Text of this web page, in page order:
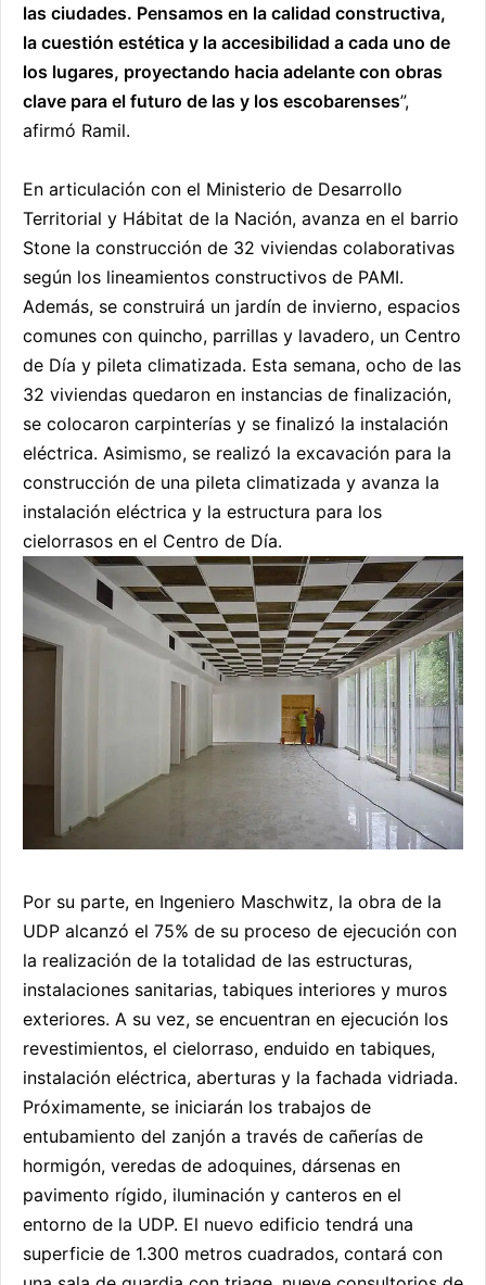
las ciudades. Pensamos en la calidad constructiva,
la cuestión estética y la accesibilidad a cada uno de
los lugares, proyectando hacia adelante con obras
clave para el futuro de las y los escobarenses”,
afirmó Ramil.
En articulación con el Ministerio de Desarrollo
Territorial y Hábitat de la Nación, avanza en el barrio
Stone la construcción de 32 viviendas colaborativas
según los lineamientos constructivos de PAMI.
Además, se construirá un jardín de invierno, espacios
comunes con quincho, parrillas y lavadero, un Centro
de Día y pileta climatizada. Esta semana, ocho de las
32 viviendas quedaron en instancias de finalización,
se colocaron carpinterías y se finalizó la instalación
eléctrica. Asimismo, se realizó la excavación para la
construcción de una pileta climatizada y avanza la
instalación eléctrica y la estructura para los
cielorrasos en el Centro de Día.
Por su parte, en Ingeniero Maschwitz, la obra de la
UDP alcanzó el 75% de su proceso de ejecución con
la realización de la totalidad de las estructuras,
instalaciones sanitarias, tabiques interiores y muros
exteriores. A su vez, se encuentran en ejecución los
revestimientos, el cielorraso, enduido en tabiques,
instalación eléctrica, aberturas y la fachada vidriada.
Próximamente, se iniciarán los trabajos de
entubamiento del zanjón a través de cañerías de
hormigón, veredas de adoquines, dársenas en
pavimento rígido, iluminación y canteros en el
entorno de la UDP. El nuevo edificio tendrá una
superficie de 1.300 metros cuadrados, contará con